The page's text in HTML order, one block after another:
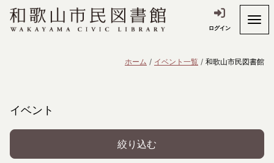
ログイン
ホーム イベント一覧 和歌山市民図書館
イベント
絞り込む